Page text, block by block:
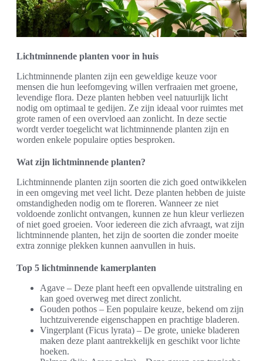
Lichtminnende planten voor in huis
Lichtminnende planten zijn een geweldige keuze voor
mensen die hun leefomgeving willen verfraaien met groene,
levendige flora. Deze planten hebben veel natuurlijk licht
nodig om optimaal te gedijen. Ze zijn ideaal voor ruimtes met
grote ramen of een overvloed aan zonlicht. In deze sectie
wordt verder toegelicht wat lichtminnende planten zijn en
worden enkele populaire opties besproken.
Wat zijn lichtminnende planten?
Lichtminnende planten zijn soorten die zich goed ontwikkelen
in een omgeving met veel licht. Deze planten hebben de juiste
omstandigheden nodig om te floreren. Wanneer ze niet
voldoende zonlicht ontvangen, kunnen ze hun kleur verliezen
of niet goed groeien. Voor iedereen die zich afvraagt, wat zijn
lichtminnende planten, het zijn de soorten die zonder moeite
extra zonnige plekken kunnen aanvullen in huis.
Top 5 lichtminnende kamerplanten
Agave – Deze plant heeft een opvallende uitstraling en
kan goed overweg met direct zonlicht.
Gouden pothos – Een populaire keuze, bekend om zijn
luchtzuiverende eigenschappen en prachtige bladeren.
Vingerplant (Ficus lyrata) – De grote, unieke bladeren
maken deze plant aantrekkelijk en geschikt voor lichte
hoeken.